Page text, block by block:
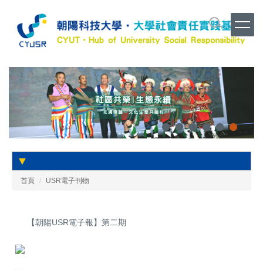
區
▼
首頁 USR電子刊物
【朝陽USR電子報】第二期